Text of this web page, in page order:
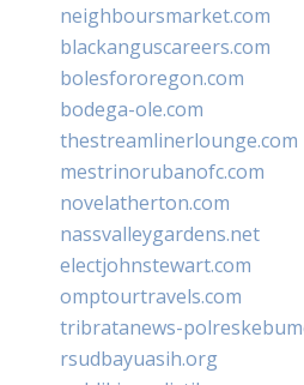
neighboursmarket.com
blackanguscareers.com
bolesfororegon.com
bodega-ole.com
thestreamlinerlounge.com
mestrinorubanofc.com
novelatherton.com
nassvalleygardens.net
electjohnstewart.com
omptourtravels.com
tribratanews-
rsudbayuasih.org